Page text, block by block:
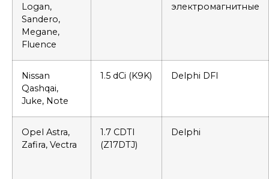
Logan,
Sandero,
Megane,
Fluence
электромагнитные
Nissan
Qashqai,
Juke, Note
1.5 dCi (K9K) Delphi DFI
Opel Astra,
Zafira, Vectra
1.7 CDTI
(Z17DTJ)
Delphi